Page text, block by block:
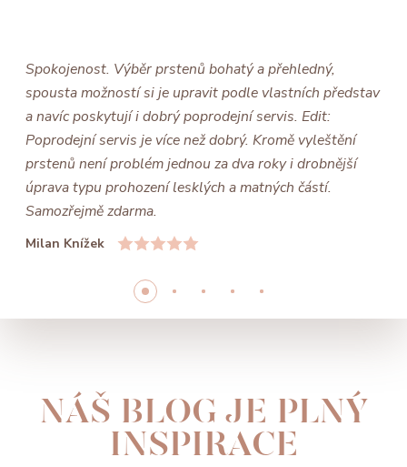
Spokojenost. Výběr prstenů bohatý a přehledný,
spousta možností si je upravit podle vlastních představ
a navíc poskytují i dobrý poprodejní servis. Edit:
Poprodejní servis je více než dobrý. Kromě vyleštění
prstenů není problém jednou za dva roky i drobnější
úprava typu prohození lesklých a matných částí.
Samozřejmě zdarma.
Milan Knížek
NÁŠ BLOG JE PLNÝ
INSPIRACE